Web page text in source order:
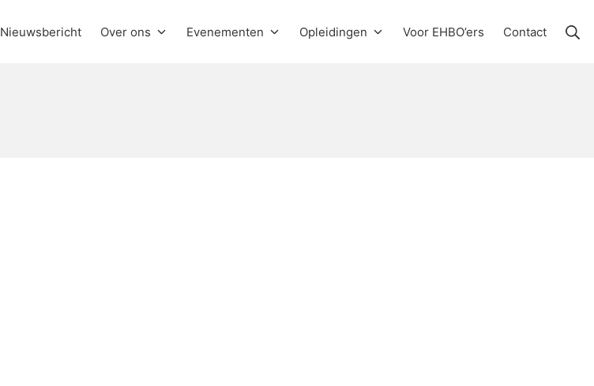
Nieuwsbericht Over ons Evenementen Opleidingen Voor EHBO’ers Contact